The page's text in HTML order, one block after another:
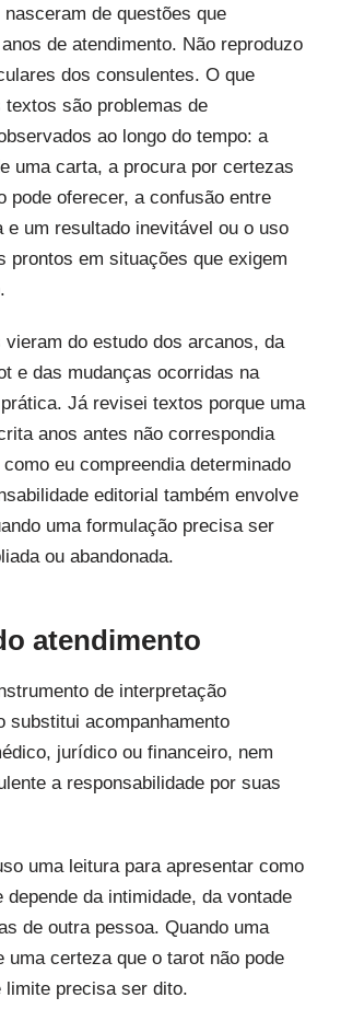
de questões que
de atendimento. Não reproduzo
dos consulentes. O que
textos são problemas de
ao longo do tempo: a
uma carta, a procura por certezas
pode oferecer, a confusão entre
e um resultado inevitável ou o uso
prontos em situações que exigem
do estudo dos arcanos, da
e das mudanças ocorridas na
Já revisei textos porque uma
anos antes não correspondia
eu compreendia determinado
editorial também envolve
uma formulação precisa ser
ou abandonada.
atendimento
de interpretação
substitui acompanhamento
jurídico ou financeiro, nem
a responsabilidade por suas
uma leitura para apresentar como
depende da intimidade, da vontade
de outra pessoa. Quando uma
uma certeza que o tarot não pode
limite precisa ser dito.